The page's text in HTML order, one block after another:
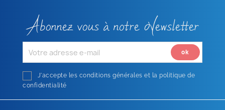
Abonnez vous à notre Newsletter
J'accepte les conditions générales et la politique de
confidentialité